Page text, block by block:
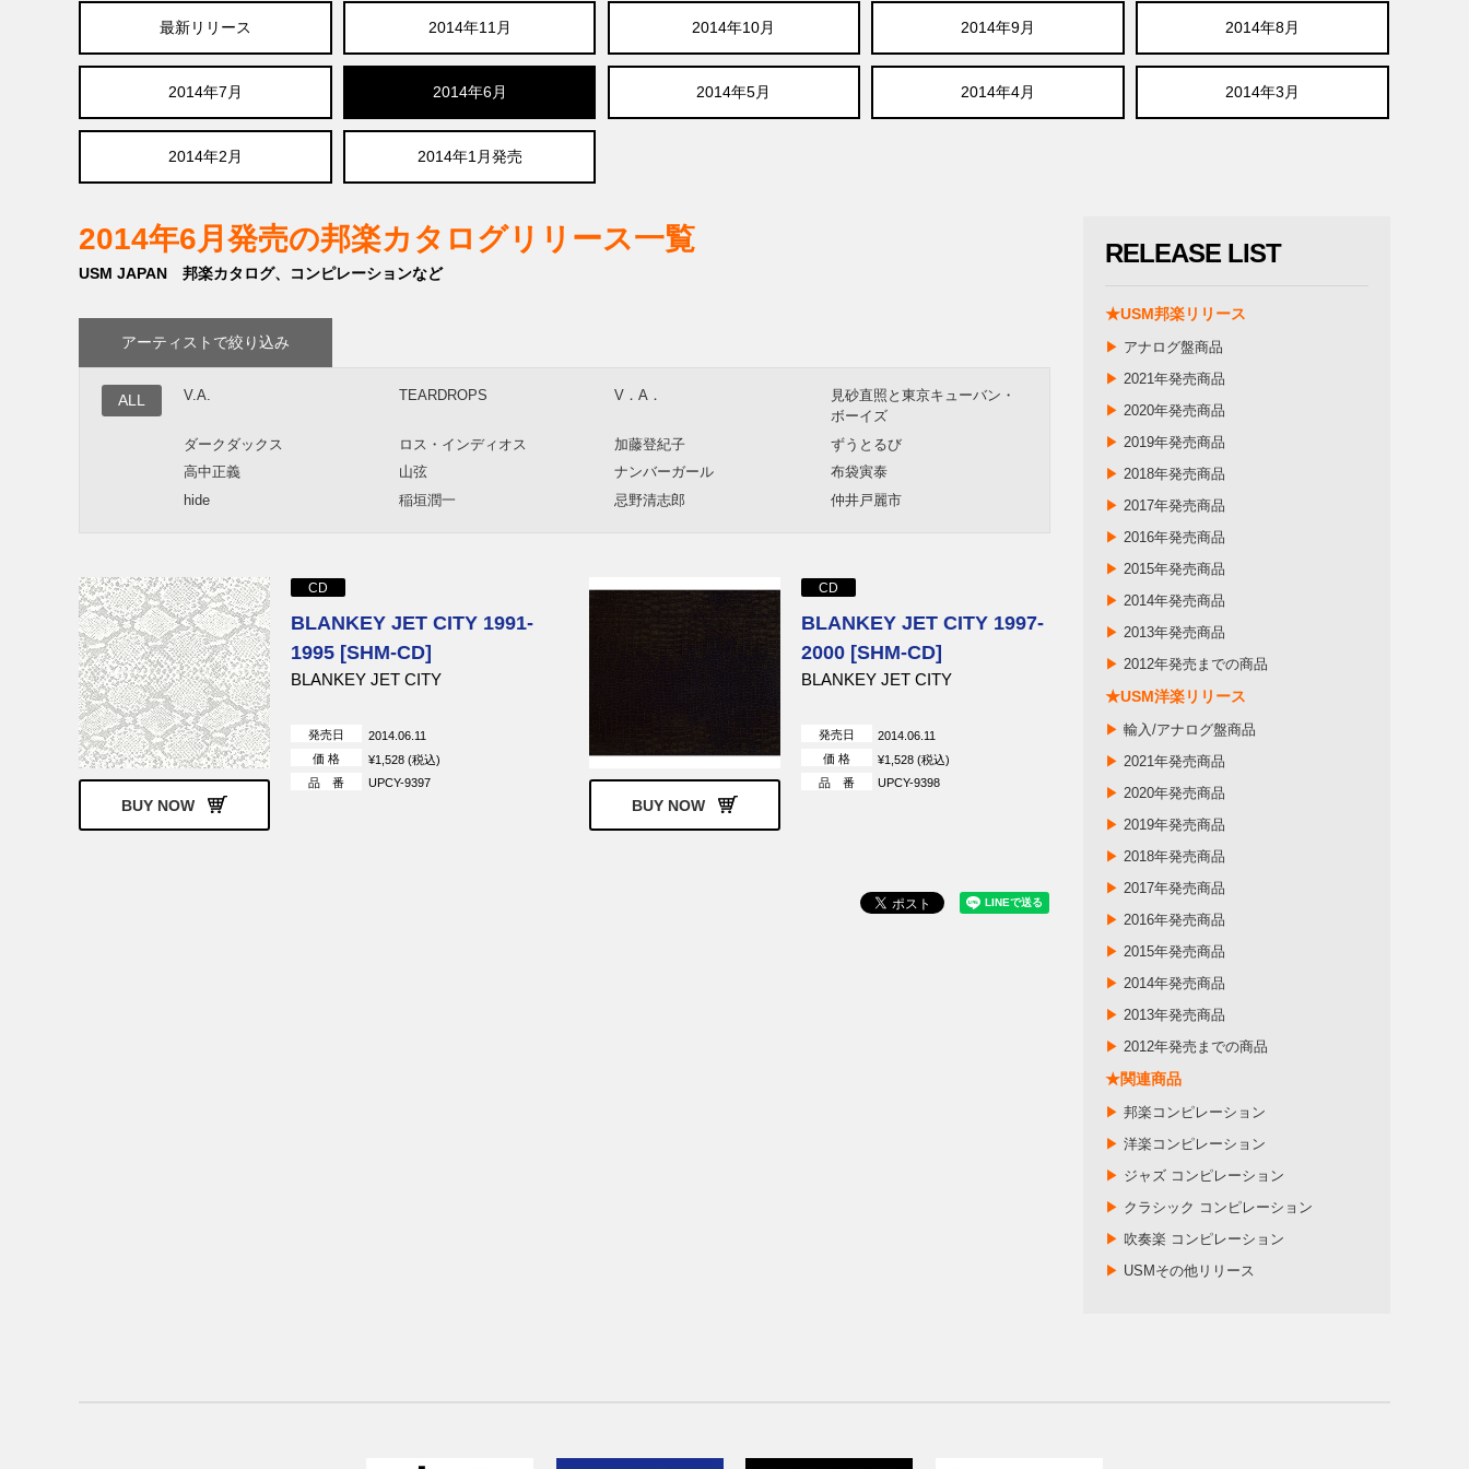
最新リリース 2014年11月 2014年10月 2014年9月 2014年8月
2014年7月 2014年6月 2014年5月 2014年4月 2014年3月
2014年2月 2014年1月発売
2014年6月発売の邦楽カタログリリース一覧
USM JAPAN 邦楽カタログ、コンピレーションなど
アーティストで絞り込み
ALL V.A. TEARDROPS V．A．
見砂直照と東京キューバン・
ボーイズ
ダークダックス
ロス・インディオス 加藤登紀子
ずうとるび
高中正義
山弦 ナンバーガール
布袋寅泰
hide
稲垣潤一 忌野清志郎
仲井戸麗市
本田美奈子
SEX MACHINEGUNS
スチャダラパー
PE’Z
辛島美登里
C-C-B
布谷文夫
BUY NOW
CD
BLANKEY JET CITY 1991‐
1995 [SHM-CD]
BLANKEY JET CITY
発売日
2014.06.11
価 格
¥1,528 (税込)
品 番
UPCY-9397
BUY NOW
CD
BLANKEY JET CITY 1997‐
2000 [SHM-CD]
BLANKEY JET CITY
発売日
2014.06.11
価 格
¥1,528 (税込)
品 番
UPCY-9398
RELEASE LIST
★USM邦楽リリース
▶ アナログ盤商品
▶ 2021年発売商品
▶ 2020年発売商品
▶ 2019年発売商品
▶ 2018年発売商品
▶ 2017年発売商品
▶ 2016年発売商品
▶ 2015年発売商品
▶ 2014年発売商品
▶ 2013年発売商品
▶ 2012年発売までの商品
★USM洋楽リリース
▶ 輸入/アナログ盤商品
▶ 2021年発売商品
▶ 2020年発売商品
▶ 2019年発売商品
▶ 2018年発売商品
▶ 2017年発売商品
▶ 2016年発売商品
▶ 2015年発売商品
▶2014年発売商品
▶ 2013年発売商品
▶ 2012年発売までの商品
★関連商品
▶ 邦楽コンピレーション
▶ 洋楽コンピレーション
▶ ジャズ コンピレーション
▶ クラシック コンピレーション
▶ 吹奏楽 コンピレーション
▶ USMその他リリース